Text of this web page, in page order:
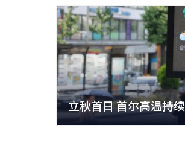
立秋首日 首尔高温持续